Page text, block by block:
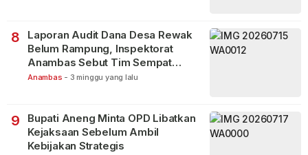
8
Laporan Audit Dana Desa Rewak
Belum Rampung, Inspektorat
Anambas Sebut Tim Sempat
Terbagi Tangani Kasus Lain
Anambas - 3 minggu yang lalu
9
Bupati Aneng Minta OPD Libatkan
Kejaksaan Sebelum Ambil
Kebijakan Strategis